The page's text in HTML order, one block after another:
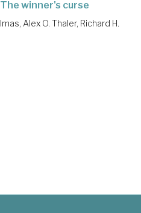
The winner's curse
Imas, Alex O. Thaler, Richard H.